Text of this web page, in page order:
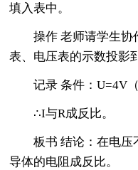
填入表中。
操作 老师请学生
表、电压表的示数投影
记录 条件：U=4V
∴I与R成反比。
板书 结论：在电压
导体的电阻成反比。